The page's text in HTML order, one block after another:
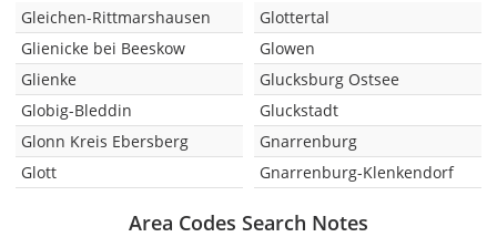
Gleichen-Rittmarshausen
Glienicke bei Beeskow
Glienke
Globig-Bleddin
Glonn Kreis Ebersberg
Glott
Glottertal
Glowen
Glucksburg Ostsee
Gluckstadt
Gnarrenburg
Gnarrenburg-Klenkendorf
Area Codes Search Notes